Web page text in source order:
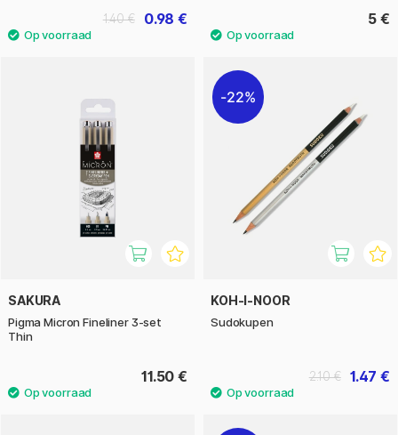
0.98 €
1.40 € 5 €
SAKURA
Pigma Micron Fineliner 3-set
Thin
11.50 €
22%
KOH-I-NOOR
Sudokupen
1.47 €
2.10 €